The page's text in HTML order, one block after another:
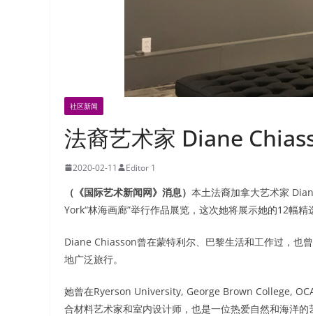
社区新闻
法裔艺术家 Diane
2020-02-11 Editor 1
（《国际艺术新闻网》消息） 本土法裔加拿大艺术家
York“林海画廊”举行作品展览，这次她将展示她的12幅精
Diane Chiasson曾在蒙特利尔、巴黎生活和工作过，也
地广泛旅行。
她曾在Ryerson University, George Brown College,
合材料艺术家和室内设计师，也是一位热爱自然和海洋